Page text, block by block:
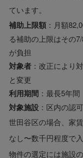
ています。
補助上限額：月額
る補助の上限はその
が負担
対象者：改正により
と変更
利用期間：最長5年間
対象施設：区内の認
世田谷区の場合、家
なし〜数千円程度で
物件の選定には施設